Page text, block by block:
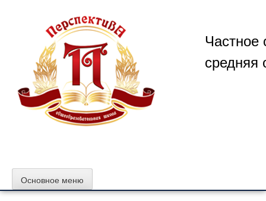
содержимому
Частное
средняя
Основное меню